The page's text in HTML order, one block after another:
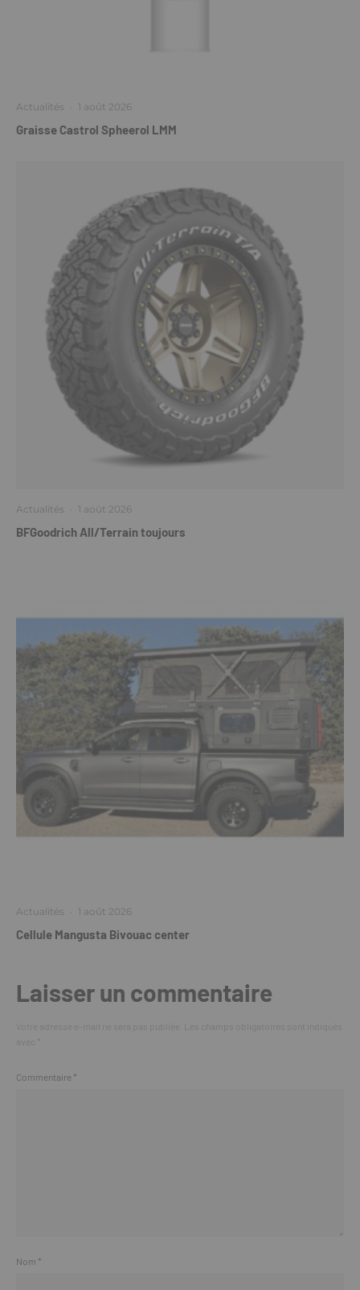
Actualités · 1 août 2026
Graisse Castrol Spheerol LMM
Actualités · 1 août 2026
BFGoodrich All/Terrain toujours
Actualités · 1 août 2026
Cellule Mangusta Bivouac center
Laisser un commentaire
Commentaire *
Nom *